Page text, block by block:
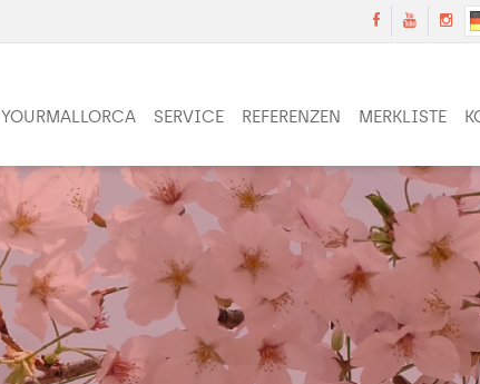
YOURMALLORCA SERVICE REFERENZEN MERKLISTE